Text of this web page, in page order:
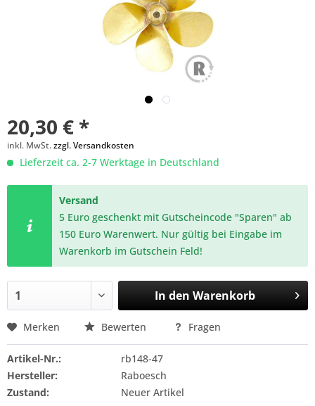
20,30 € *
inkl. MwSt.zzgl. Versandkosten
Lieferzeit ca. 2-7 Werktage in Deutschland
Versand
5 Euro geschenkt mit Gutscheincode "Sparen" ab
150 Euro Warenwert. Nur gültig bei Eingabe im
Warenkorb im Gutschein Feld!
In den Warenkorb
Merken Bewerten Fragen
Artikel-Nr.:
rb148-47
Hersteller:
Raboesch
Zustand:
Neuer Artikel